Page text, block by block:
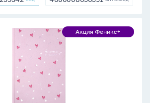
4606008656391
Акция
Акция Феникс+